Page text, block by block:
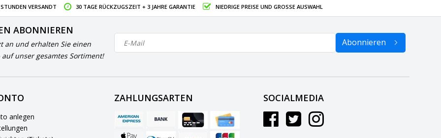
VERSANDT 30 TAGE RÜCKZUGSZEIT + 3 JAHRE GARANTIE NIEDRIGE PREISE UND GROSSE AUSWAHL
ABONNIEREN
an und erhalten Sie einen
auf unser gesamtes Sortiment!
Abonnieren
anlegen
ZAHLUNGSARTEN SOCIALMEDIA